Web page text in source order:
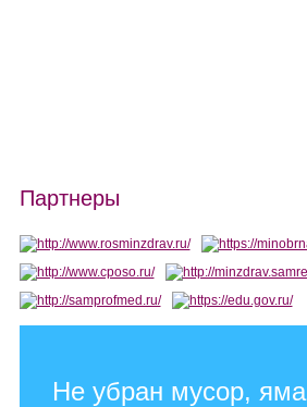
Партнеры
Не убран мусор, яма